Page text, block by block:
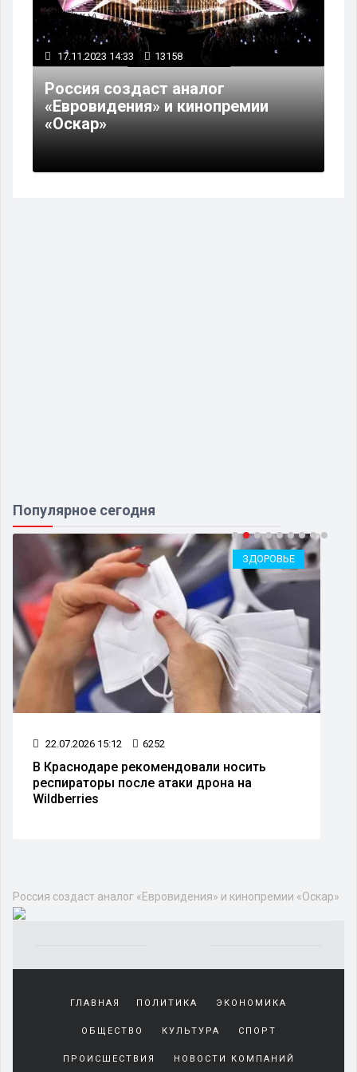
17.11.2023 14:33 13158
Россия создаст аналог
«Евровидения» и кинопремии
«Оскар»
Популярное сегодня
ЗДОРОВЬЕ
22.07.2026 15:12 6252
В Краснодаре рекомендовали носить
респираторы после атаки дрона на
Wildberries
Россия создаст аналог «Евровидения» и кинопремии «Оскар»
sürekli
beraber
geçirerek
ГЛАВНАЯ ПОЛИТИКА ЭКОНОМИКА
ОБЩЕСТВО КУЛЬТУРА СПОРТ
ПРОИСШЕСТВИЯ НОВОСТИ КОМПАНИЙ